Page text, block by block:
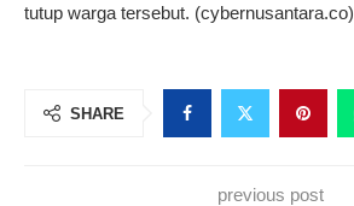
tutup warga tersebut. (cybernusantara.co)
SHARE
previous post